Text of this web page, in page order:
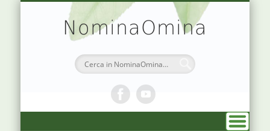
NominaOmina
HOME
CHI SONO
MEDICINA CINESE
SIMBOLOGIA
ATLANTE PUNTI
TEORIA & APPUNTI
DR. AGO
PRENOTAZIONI